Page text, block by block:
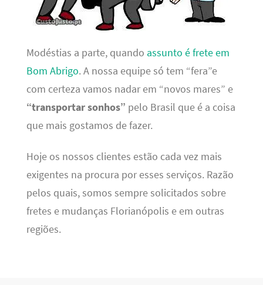
Modéstias a parte, quando assunto é frete em
Bom Abrigo. A nossa equipe só tem “fera”e
com certeza vamos nadar em “novos mares” e
“transportar sonhos” pelo Brasil que é a coisa
que mais gostamos de fazer.
Hoje os nossos clientes estão cada vez mais
exigentes na procura por esses serviços. Razão
pelos quais, somos sempre solicitados sobre
fretes e mudanças Florianópolis e em outras
regiões.